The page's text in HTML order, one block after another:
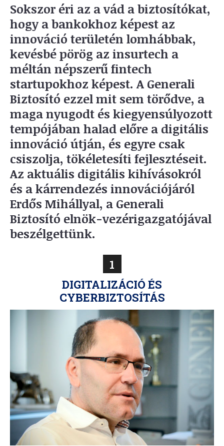
Sokszor éri az a vád a biztosítókat,
hogy a bankokhoz képest az
innováció területén lomhábbak,
kevésbé pörög az insurtech a
méltán népszerű fintech
startupokhoz képest. A Generali
Biztosító ezzel mit sem törődve, a
maga nyugodt és kiegyensúlyozott
tempójában halad előre a digitális
innováció útján, és egyre csak
csiszolja, tökéletesíti fejlesztéseit.
Az aktuális digitális kihívásokról
és a kárrendezés innovációjáról
Erdős Mihállyal, a Generali
Biztosító elnök-vezérigazgatójával
beszélgettünk.
1
DIGITALIZÁCIÓ ÉS
CYBERBIZTOSÍTÁS